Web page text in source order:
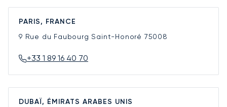
PARIS, FRANCE
9 Rue du Faubourg Saint-Honoré 75008
+33 1 89 16 40 70
DUBAÏ, ÉMIRATS ARABES UNIS